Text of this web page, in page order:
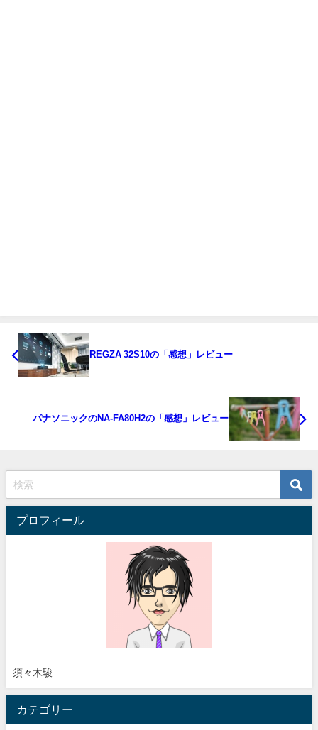
REGZA 32S10の「感想」レビュー
パナソニックのNA-FA80H2の「感想」レビュー
プロフィール
須々木駿
カテゴリー